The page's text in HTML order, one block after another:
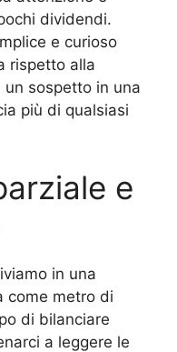
dividendi.
e curioso
rispetto alla
un sospetto in una
più di qualsiasi
e
in una
come metro di
di bilanciare
a leggere le